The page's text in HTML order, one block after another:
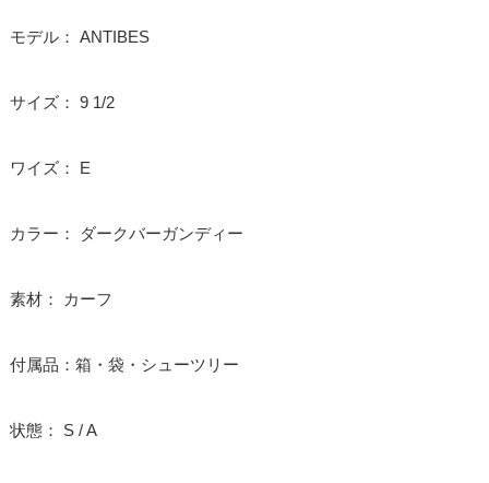
モデル： ANTIBES
サイズ： 9 1/2
ワイズ： E
カラー： ダークバーガンディー
素材： カーフ
付属品：箱・袋・シューツリー
状態： S / A